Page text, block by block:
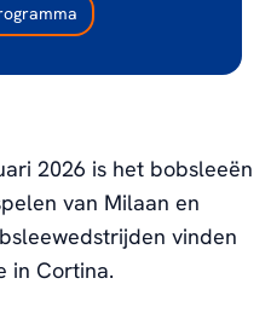
2026 is het bobsleeën
van Milaan en
vinden
in Cortina.